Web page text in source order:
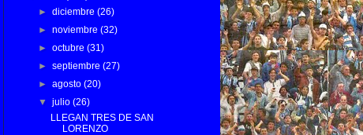
►diciembre(26)
►noviembre(32)
►octubre(31)
►septiembre(27)
►agosto(20)
▼julio(26)
LLEGAN TRES DE SAN
LORENZO